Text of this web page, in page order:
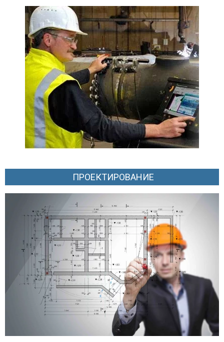
ПРОЕКТИРОВАНИЕ